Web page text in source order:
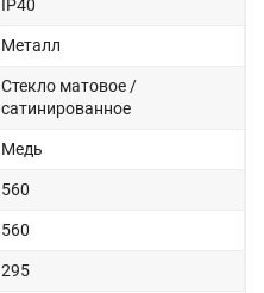
IP40
Металл
Стекло матовое /
сатинированное
Медь
560
560
295